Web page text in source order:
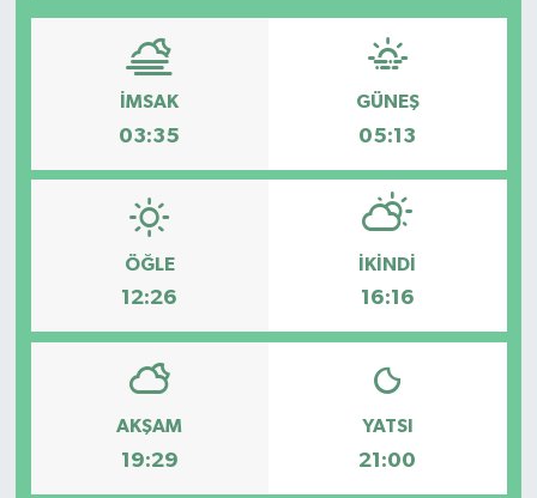
İMSAK
03:35
GÜNEŞ
05:13
ÖĞLE
12:26
İKINDI
16:16
AKŞAM
19:29
YATSI
21:00
Mecitözü
Oğuzlar
Ortaköy
Osmancık
Sungurlu
Sağlık